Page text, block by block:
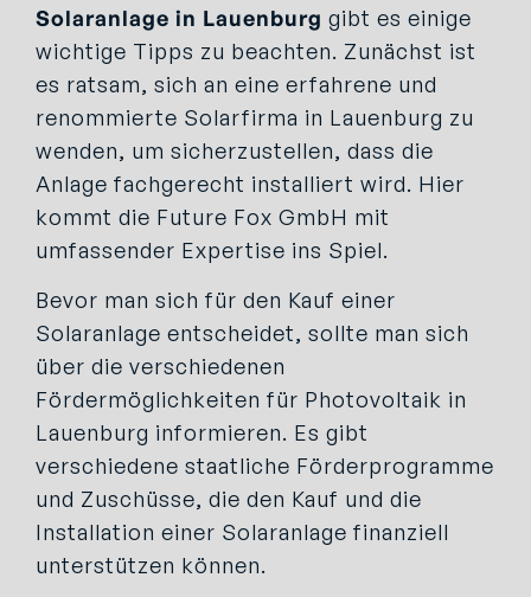
Solaranlage in Lauenburg gibt es einige
wichtige Tipps zu beachten. Zunächst ist
es ratsam, sich an eine erfahrene und
renommierte Solarfirma in Lauenburg zu
wenden, um sicherzustellen, dass die
Anlage fachgerecht installiert wird. Hier
kommt die Future Fox GmbH mit
umfassender Expertise ins Spiel.
Bevor man sich für den Kauf einer
Solaranlage entscheidet, sollte man sich
über die verschiedenen
Fördermöglichkeiten für Photovoltaik in
Lauenburg informieren. Es gibt
verschiedene staatliche Förderprogramme
und Zuschüsse, die den Kauf und die
Installation einer Solaranlage finanziell
unterstützen können.